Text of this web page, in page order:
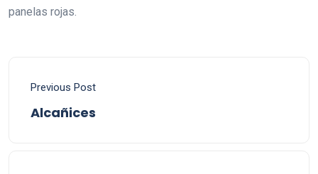
panelas rojas.
Previous Post
Alcañices